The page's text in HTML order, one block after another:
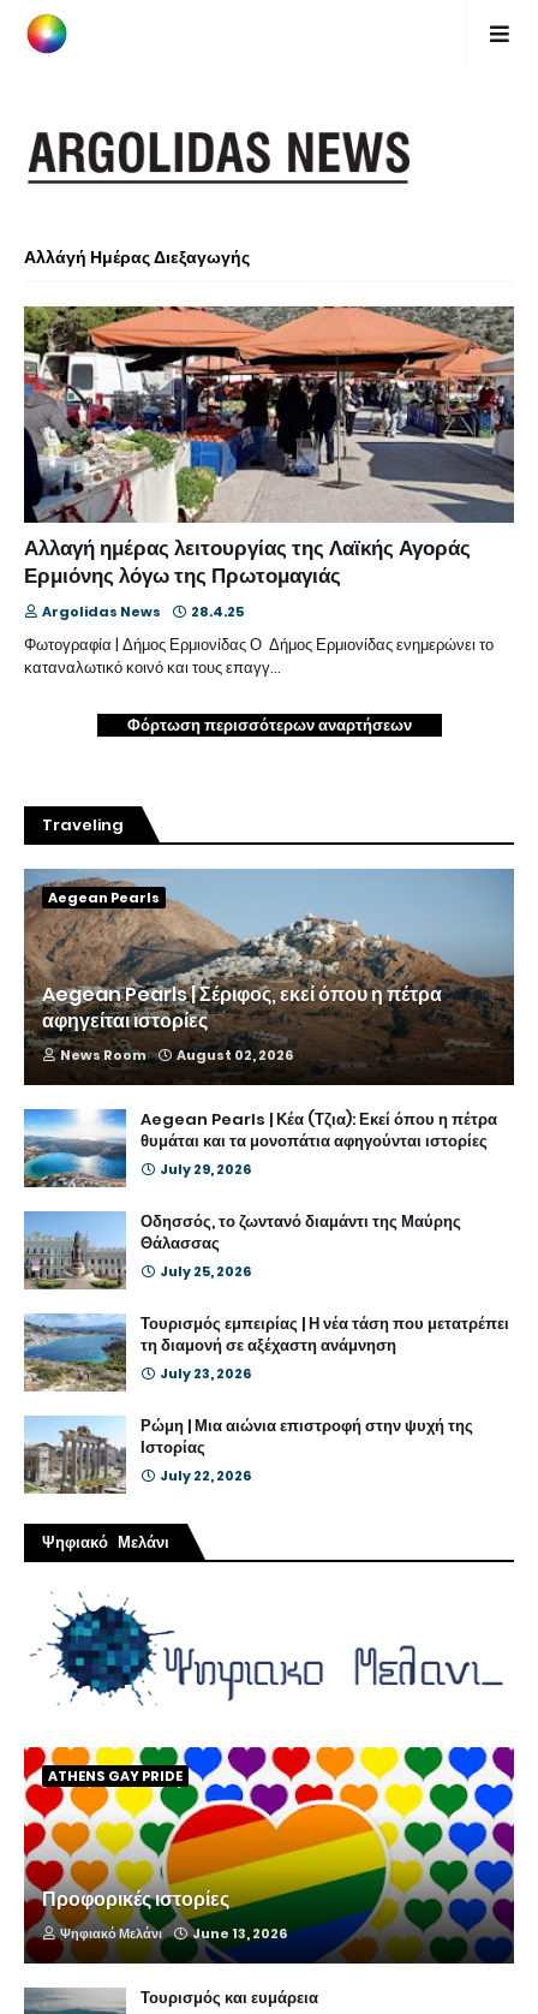
Αλλάγή Ημέρας Διεξαγωγής
Αλλαγή ημέρας λειτουργίας της Λαϊκής Αγοράς
Ερμιόνης λόγω της Πρωτομαγιάς
Argolidas News 28.4.25
Φωτογραφία | Δήμος Ερμιονίδας Ο Δήμος Ερμιονίδας ενημερώνει το
καταναλωτικό κοινό και τους επαγγ…
Φόρτωση περισσότερων αναρτήσεων
Traveling
Aegean Pearls
Aegean Pearls | Σέριφος, εκεί όπου η πέτρα
αφηγείται ιστορίες
News Room August 02, 2026
Aegean Pearls | Κέα (Τζια): Εκεί όπου η πέτρα
θυμάται και τα μονοπάτια αφηγούνται ιστορίες
July 29, 2026
Οδησσός, το ζωντανό διαμάντι της Μαύρης
Θάλασσας
July 25, 2026
Τουρισμός εμπειρίας | Η νέα τάση που μετατρέπει
τη διαμονή σε αξέχαστη ανάμνηση
July 23, 2026
Ρώμη | Μια αιώνια επιστροφή στην ψυχή της
Ιστορίας
July 22, 2026
Ψηφιακό Μελάνι
ATHENS GAY PRIDE
Προφορικές ιστορίες
Ψηφιακό Μελάνι June 13, 2026
Τουρισμός και ευμάρεια